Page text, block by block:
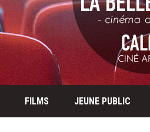
FILMS JEUNE PUBLIC